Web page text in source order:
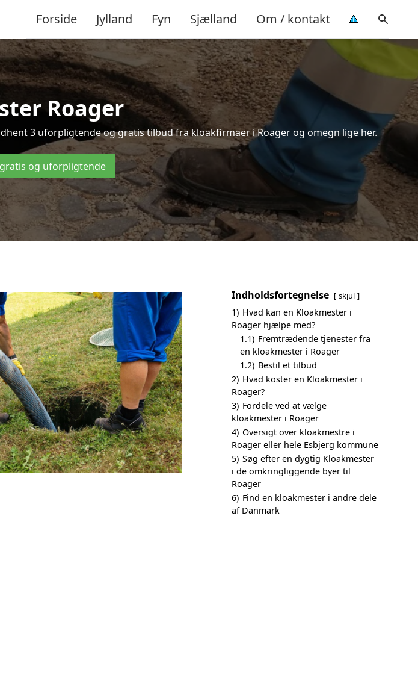
Forside Jylland Fyn Sjælland Om / kontakt
Roager
3 uforpligtende og gratis tilbud fra kloakfirmaer i Roager og omegn lige her.
og uforpligtende
Indholdsfortegnelse skjul
1) Hvad kan en Kloakmester i
Roager hjælpe med?
1.1) Fremtrædende tjenester fra
en kloakmester i Roager
1.2) Bestil et tilbud
2) Hvad koster en Kloakmester i
Roager?
3) Fordele ved at vælge
kloakmester i Roager
4) Oversigt over kloakmestre i
Roager eller hele Esbjerg kommune
5) Søg efter en dygtig Kloakmester
i de omkringliggende byer til
Roager
6) Find en kloakmester i andre dele
af Danmark